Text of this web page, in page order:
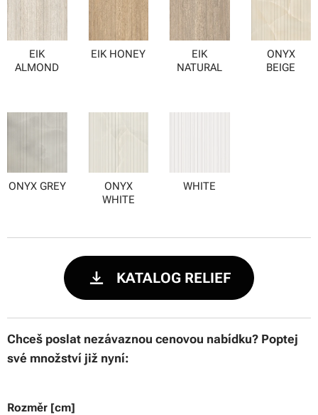
EIK
ALMOND
EIK HONEY
EIK
NATURAL
ONYX
BEIGE
ONYX GREY
ONYX
WHITE
WHITE
KATALOG RELIEF
Chceš poslat nezávaznou cenovou nabídku? Poptej
své množství již nyní:
Rozměr [cm]